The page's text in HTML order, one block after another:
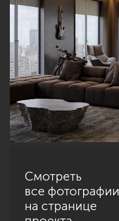
Смотреть
все фотографии
на странице